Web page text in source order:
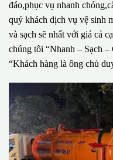
đáo,phục vụ nhanh
quý khách dịch vụ vệ sinh
và sạch sẽ nhất với giá cả
chúng tôi “Nhanh – Sạch
“Khách hàng là ông chủ